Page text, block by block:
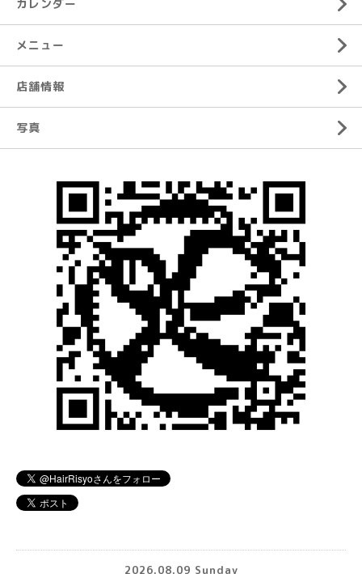
カレンダー
メニュー
店舗情報
写真
2026.08.09 Sunday